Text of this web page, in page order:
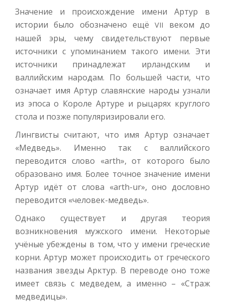
Значение и происхождение имени Артур в
истории было обозначено ещёVII
веком до
нашей эры, чему свидетельствуют первые
источники с упоминанием такого имени. Эти
источники принадлежат ирландским и
валлийским народам. По большей части, что
означает имя Артур славянские народы узнали
из эпоса о Короле Артуре и рыцарях круглого
стола и позже популяризировали его.
Лингвисты считают, что имя Артур означает
«Медведь». Именно так с валлийского
переводится слово «arth», от которого было
образовано имя. Более точное значение имени
Артур идёт от слова «arth-ur», оно дословно
переводится «человек-медведь».
Однако существует и другая теория
возникновения мужского имени. Некоторые
учёные убеждены в том, что у имени греческие
корни. Артур может происходить от греческого
названия звезды Арктур. В переводе оно тоже
имеет связь с медведем, а именно – «Страж
медведицы».